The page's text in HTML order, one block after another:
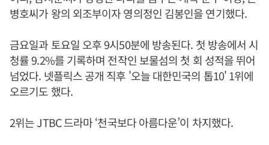
병호씨가 왕의 외조부이자 영의정인 김봉인을 연기했다.
금요일과 토요일 오후 9시50분에 방송된다. 첫 방송에서 시
청률 9.2%를 기록하며 전작인 보물섬의 첫 회 성적을 뛰어
넘었다. 넷플릭스 공개 직후 '오늘 대한민국의 톱10' 1위에
오르기도 했다.
2위는 JTBC 드라마 ‘천국보다 아름다운’이 차지했다.